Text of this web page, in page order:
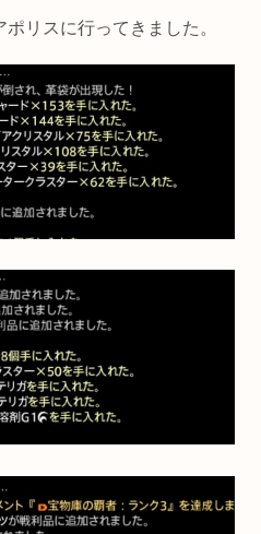
リスに行ってきました。